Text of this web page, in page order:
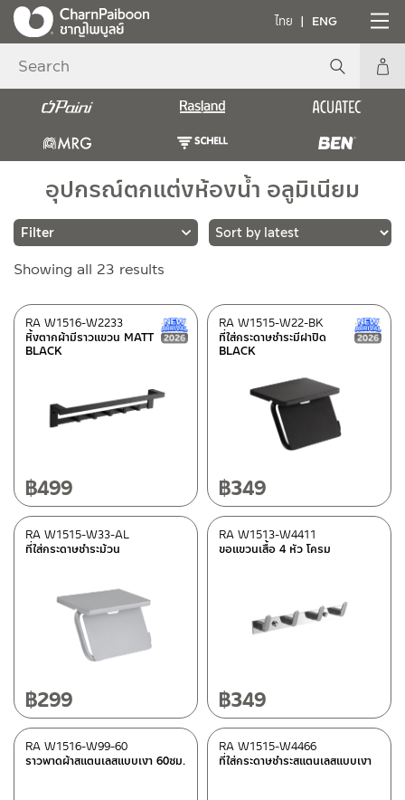
ไทย ENG
อุปกรณ์ตกแต่งห้องน้ำ อลูมิเนียม
Brands
RASLAND (23)
ที่ใส่กระดาษชำระ(5)
ขอแขวนผ้า
Material
Aluminium(21)
เงินด้าน
Gun gray(5)
Stainless steel SHINY(1)
Showing all 23 results
latest
หิ้งตากผ้ามีราวแขวน MATT
BLACK
RA W1516-W2233 New Arrival สินค้าใหม่ ปี 2026
฿499
ที่ใส่กระดาษชำระมีฝาปิด
BLACK
RA W1515-W22-BK
฿349
ที่ใส่กระดาษชำระม้วน
RA W1515-W33-AL
฿299
ขอแขวนเสื้อ 4 หัว โครม
RA W1513-W4411
฿349
ราวพาดผ้าสแตนเลสแบบเงา 60ซม.
RA W1516-W99-60
ที่ใส่กระดาษชำระสแตนเลสแบบเงา
RA W1515-W4466